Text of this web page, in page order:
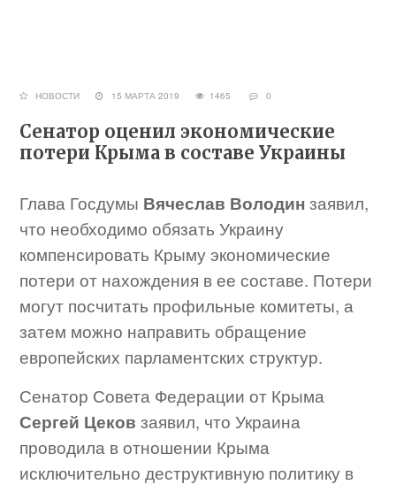
НОВОСТИ 15 МАРТА 2019 1465 0
Сенатор оценил экономические
потери Крыма в составе Украины
Глава Госдумы Вячеслав Володинзаявил,
что необходимо обязать Украину
компенсировать Крыму экономические
потери от нахождения в ее составе. Потери
могут посчитать профильные комитеты, а
затем можно направить обращение
европейских парламентских структур.
Сенатор Совета Федерации от Крыма
Сергей Цеков заявил, что Украина
проводила в отношении Крыма
исключительно деструктивную политику в